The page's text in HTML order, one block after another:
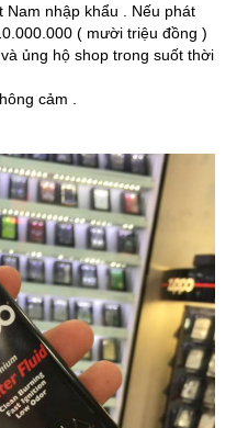
Nam nhập khẩu . Nếu phát
( mười triệu đồng )
ủng hộ shop trong suốt thời
cảm .